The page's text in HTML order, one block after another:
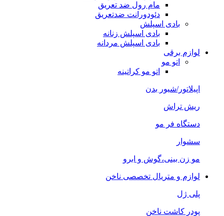
مام رول ضد تعریق
دئودورانت ضدتعریق
بادی اسپلش
بادی اسپلش زنانه
بادی اسپلش مردانه
لوازم برقی
اتو مو
اتو مو کراتینه
اپیلاتور/شیور بدن
ریش تراش
دستگاه فر مو
سشوار
مو زن بینی،گوش و ابرو
لوازم و متریال تخصصی ناخن
پلی ژل
پودر کاشت ناخن